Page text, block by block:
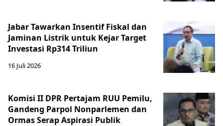
Jabar Tawarkan Insentif Fiskal dan
Jaminan Listrik untuk Kejar Target
Investasi Rp314 Triliun
16 Juli 2026
Komisi II DPR Pertajam RUU Pemilu,
Gandeng Parpol Nonparlemen dan
Ormas Serap Aspirasi Publik